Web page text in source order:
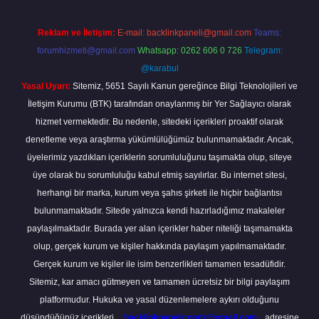
Reklam ve İletişim: E-mail: backlinkpaneli@gmail.com Teams:
forumhizmeti@gmail.com Whatsapp: 0262 606 0 726 Telegram:
@karabul
Yasal Uyarı: Sitemiz, 5651 Sayılı Kanun gereğince Bilgi Teknolojileri ve
İletişim Kurumu (BTK) tarafından onaylanmış bir Yer Sağlayıcı olarak
hizmet vermektedir. Bu nedenle, sitedeki içerikleri proaktif olarak
denetleme veya araştırma yükümlülüğümüz bulunmamaktadır. Ancak,
üyelerimiz yazdıkları içeriklerin sorumluluğunu taşımakta olup, siteye
üye olarak bu sorumluluğu kabul etmiş sayılırlar. Bu internet sitesi,
herhangi bir marka, kurum veya şahıs şirketi ile hiçbir bağlantısı
bulunmamaktadır. Sitede yalnızca kendi hazırladığımız makaleler
paylaşılmaktadır. Burada yer alan içerikler haber niteliği taşımamakta
olup, gerçek kurum ve kişiler hakkında paylaşım yapılmamaktadır.
Gerçek kurum ve kişiler ile isim benzerlikleri tamamen tesadüfidir.
Sitemiz, kar amacı gütmeyen ve tamamen ücretsiz bir bilgi paylaşım
platformudur. Hukuka ve yasal düzenlemelere aykırı olduğunu